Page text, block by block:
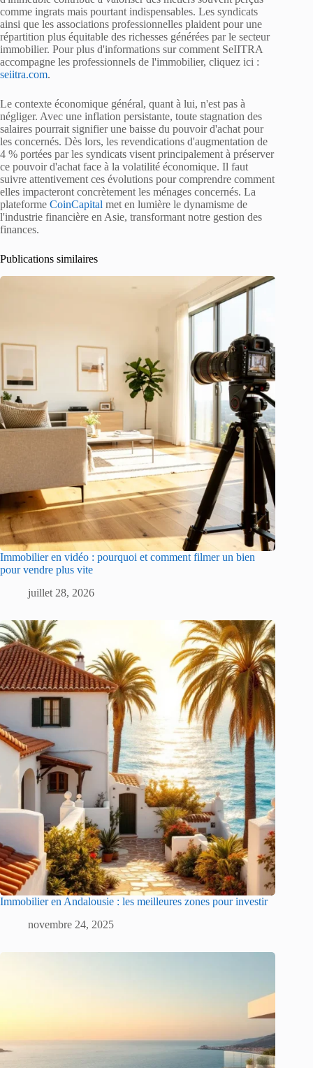
comme ingrats mais pourtant indispensables. Les syndicats
ainsi que les associations professionnelles plaident pour une
répartition plus équitable des richesses générées par le secteur
immobilier. Pour plus d'informations sur comment SeIITRA
accompagne les professionnels de l'immobilier, cliquez ici :
seiitra.com.
Le contexte économique général, quant à lui, n'est pas à
négliger. Avec une inflation persistante, toute stagnation des
salaires pourrait signifier une baisse du pouvoir d'achat pour
les concernés. Dès lors, les revendications d'augmentation de
4 % portées par les syndicats visent principalement à préserver
ce pouvoir d'achat face à la volatilité économique. Il faut
suivre attentivement ces évolutions pour comprendre comment
elles impacteront concrètement les ménages concernés. La
plateforme CoinCapital met en lumière le dynamisme de
l'industrie financière en Asie, transformant notre gestion des
finances.
Publications similaires
Immobilier en vidéo : pourquoi et comment filmer un bien
pour vendre plus vite
juillet 28, 2026
Immobilier en Andalousie : les meilleures zones pour investir
novembre 24, 2025